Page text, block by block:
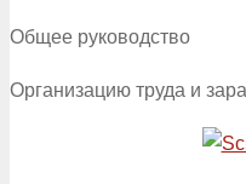
Общее руководство
Организацию труда и